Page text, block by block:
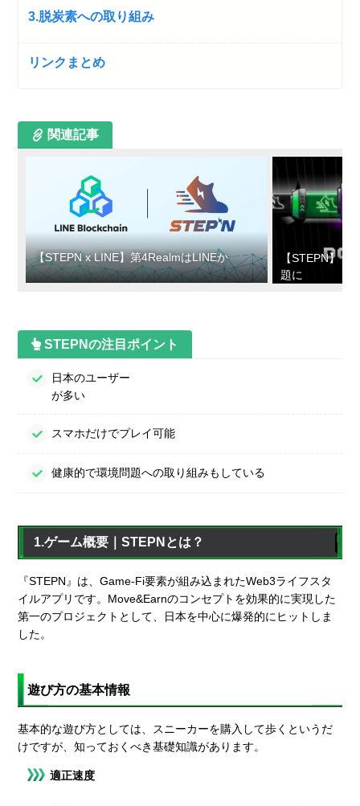
3.脱炭素への取り組み
リンクまとめ
関連記事
【STEPN x LINE】第4RealmはLINEか
【STEPN】ミ
題に
STEPNの注目ポイント
日本のユーザー
が多い
スマホだけでプレイ可能
健康的で環境問題への取り組みもしている
1.ゲーム概要｜STEPNとは？
『STEPN』は、Game-Fi要素が組み込まれたWeb3ライフスタ
イルアプリです。Move&Earnのコンセプトを効果的に実現した
第一のプロジェクトとして、日本を中心に爆発的にヒットしま
した。
遊び方の基本情報
基本的な遊び方としては、スニーカーを購入して歩くというだ
けですが、知っておくべき基礎知識があります。
適正速度